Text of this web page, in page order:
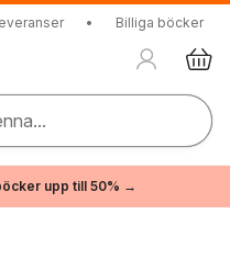
• Billiga böcker
upp till 50% →